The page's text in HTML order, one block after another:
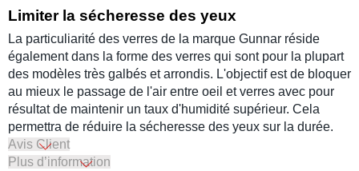
Limiter la sécheresse des yeux
La particuliarité des verres de la marque Gunnar réside
également dans la forme des verres qui sont pour la plupart
des modèles très galbés et arrondis. L'objectif est de bloquer
au mieux le passage de l'air entre oeil et verres avec pour
résultat de maintenir un taux d'humidité supérieur. Cela
permettra de réduire la sécheresse des yeux sur la durée.
Avis Client
Plus d’information